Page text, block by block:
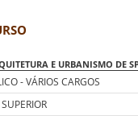
E URBANISMO DE
- VÁRIOS CARGOS